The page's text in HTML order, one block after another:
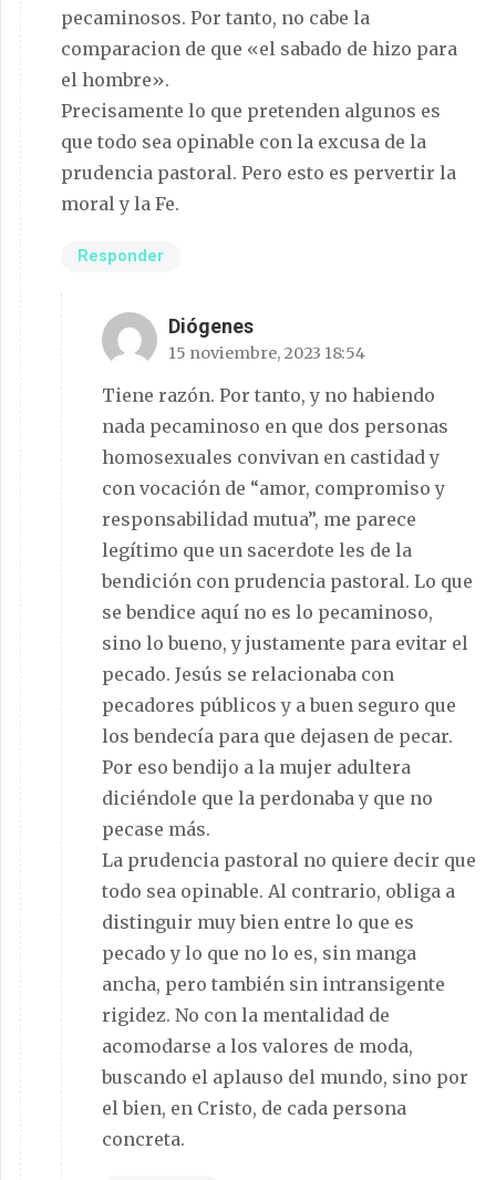
pecaminosos. Por tanto, no cabe la
comparacion de que «el sabado de hizo para
el hombre».
Precisamente lo que pretenden algunos es
que todo sea opinable con la excusa de la
prudencia pastoral. Pero esto es pervertir la
moral y la Fe.
Responder
Diógenes
15 noviembre, 2023 18:54
Tiene razón. Por tanto, y no habiendo
nada pecaminoso en que dos personas
homosexuales convivan en castidad y
con vocación de “amor, compromiso y
responsabilidad mutua”, me parece
legítimo que un sacerdote les de la
bendición con prudencia pastoral. Lo que
se bendice aquí no es lo pecaminoso,
sino lo bueno, y justamente para evitar el
pecado. Jesús se relacionaba con
pecadores públicos y a buen seguro que
los bendecía para que dejasen de pecar.
Por eso bendijo a la mujer adultera
diciéndole que la perdonaba y que no
pecase más.
La prudencia pastoral no quiere decir que
todo sea opinable. Al contrario, obliga a
distinguir muy bien entre lo que es
pecado y lo que no lo es, sin manga
ancha, pero también sin intransigente
rigidez. No con la mentalidad de
acomodarse a los valores de moda,
buscando el aplauso del mundo, sino por
el bien, en Cristo, de cada persona
concreta.